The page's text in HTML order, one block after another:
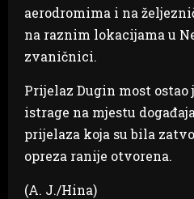
aerodromima i na
na raznim lokacijama u
zvaničnici.
Prijelaz Dugin most
istrage na mjestu
prijelaza koja su bila
opreza ranije otvorena.
(A. J./Hina)